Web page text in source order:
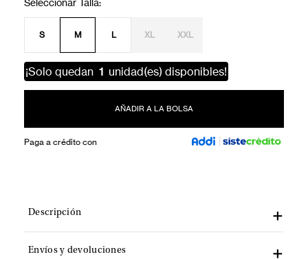
S M L XL XXL
¡Solo quedan 1 unidad(es) disponibles!
AÑADIR A LA BOLSA
Paga a crédito con
Descripción
Envíos y devoluciones